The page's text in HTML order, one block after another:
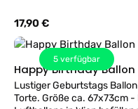
Regulärer Preis:
17,90 €
5 verfügbar
Happy Birthday Ballon
Lustiger Geburtstags
Torte. Größe ca. 67x73cm